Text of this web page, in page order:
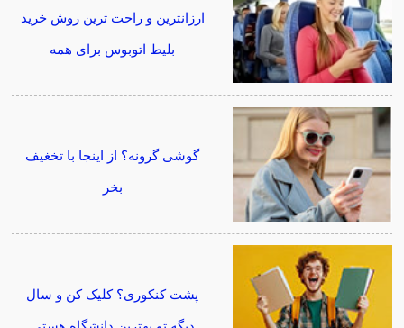
ارزانترین و راحت ترین روش خرید
بلیط اتوبوس برای همه
گوشی گرونه؟ از اینجا با تخغیف
بخر
پشت کنکوری؟ کلیک کن و سال